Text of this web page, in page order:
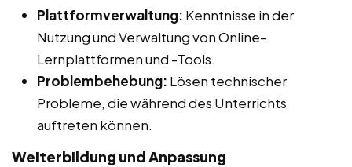
Plattformverwaltung: Kenntnisse in der
Nutzung und Verwaltung von Online-
Lernplattformen und -Tools.
Problembehebung: Lösen technischer
Probleme, die während des Unterrichts
auftreten können.
Weiterbildung und Anpassung